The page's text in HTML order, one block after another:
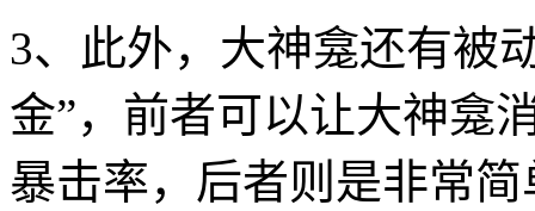
3、此外，大神龛还有被
金”，前者可以让大神龛
暴击率，后者则是非常